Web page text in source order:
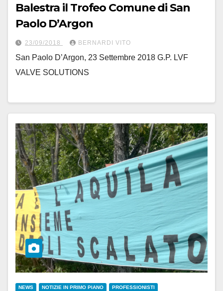
Balestra il Trofeo Comune di San
Paolo D’Argon
23/09/2018 BERNARDI VITO
San Paolo D’Argon, 23 Settembre 2018 G.P. LVF
VALVE SOLUTIONS
NEWS NOTIZIE IN PRIMO PIANO PROFESSIONISTI